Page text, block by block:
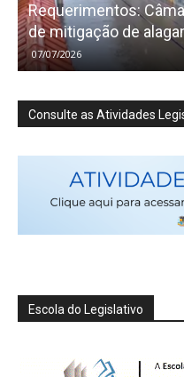
Requerimentos:
de mitigação de
07/07/2026
Consulte as Atividades
Escola do Legislativo